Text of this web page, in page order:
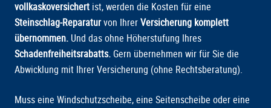
vollkaskoversichert ist, werden die Kosten für eine
Steinschlag-Reparaturvon Ihrer Versicherung komplett
übernommen. Und das ohne Höherstufung Ihres
Schadenfreiheitsrabatts. Gern übernehmen wir für Sie die
Abwicklung mit Ihrer Versicherung (ohne Rechtsberatung).
Muss eine Windschutzscheibe, eine Seitenscheibe oder eine